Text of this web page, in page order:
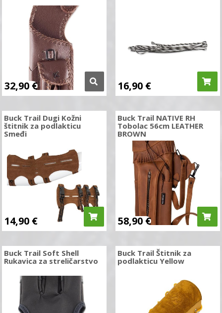
32,90 € 16,90 €
Buck Trail Dugi Kožni
štitnik za podlakticu
Smeđi
14,90 €
Buck Trail NATIVE RH
Tobolac 56cm LEATHER
BROWN
58,90 €
Buck Trail Soft Shell
Rukavica za streličarstvo
Buck Trail Štitnik za
podlakticu Yellow